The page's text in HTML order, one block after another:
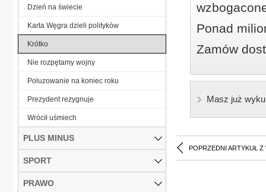
Ponad
Zamów
Masz już
POPRZEDNI ARTYKUŁ Z
Dzień na świecie
Karta Węgra dzieli polityków
Krótko
Nie rozpętamy wojny
Poluzowanie na koniec roku
Prezydent rezygnuje
Wrócił uśmiech
PLUS MINUS
SPORT
PRAWO